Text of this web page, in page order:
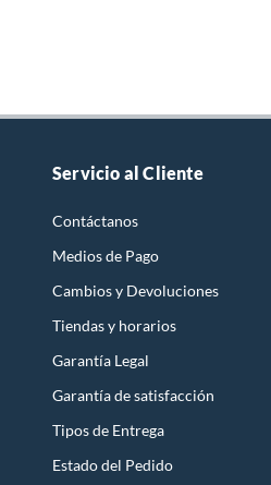
Servicio al Cliente
Contáctanos
Medios de Pago
Cambios y Devoluciones
Tiendas y horarios
Garantía Legal
Garantía de satisfacción
Tipos de Entrega
Estado del Pedido